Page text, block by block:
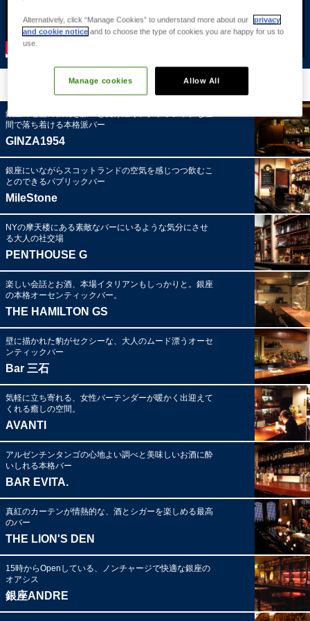
銀座のバー・店舗
銀座の老舗の伝統を脈々と受け継ぐ、クラッシックな空
間で落ち着ける本格派バー
GINZA1954
銀座にいながらスコットランドの空気を感じつつ飲むこ
とのできるパブリックバー
MileStone
NYの摩天楼にある素敵なバーにいるような気分にさせ
る大人の社交場
PENTHOUSE G
楽しい会話とお酒、本場イタリアンもしっかりと。銀座
の本格オーセンティックバー。
THE HAMILTON GS
壁に描かれた豹がセクシーな、大人のムード漂うオーセ
ンティックバー
Bar 三石
気軽に立ち寄れる、女性バーテンダーが暖かく出迎えて
くれる癒しの空間。
AVANTI
アルゼンチンタンゴの心地よい調べと美味しいお酒に酔
いしれる本格バー
BAR EVITA.
真紅のカーテンが情熱的な、酒とシガーを楽しめる最高
のバー
THE LION'S DEN
15時からOpenしている、ノンチャージで快適な銀座の
オアシス
銀座ANDRE
Alternatively, click “Manage Cookies” to understand more about our
privacy
and cookie notice and to choose the type of cookies you are happy for us to
use.
Allow All
Manage cookies